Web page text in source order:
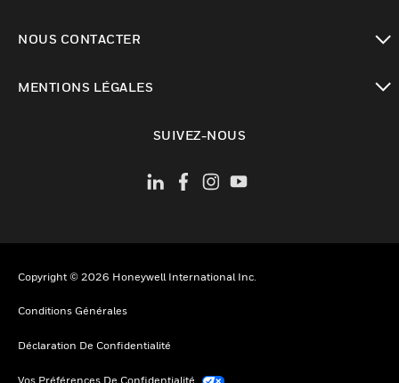
NOUS CONTACTER
MENTIONS LÉGALES
SUIVEZ-NOUS
Copyright © 2026 Honeywell International Inc.
Conditions Générales
Déclaration De Confidentialité
Vos Préférences De Confidentialité